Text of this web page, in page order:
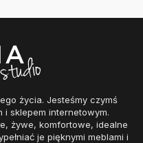
życia. Jesteśmy czymś
i sklepem internetowym.
żywe, komfortowe, idealne
je pięknymi meblami i